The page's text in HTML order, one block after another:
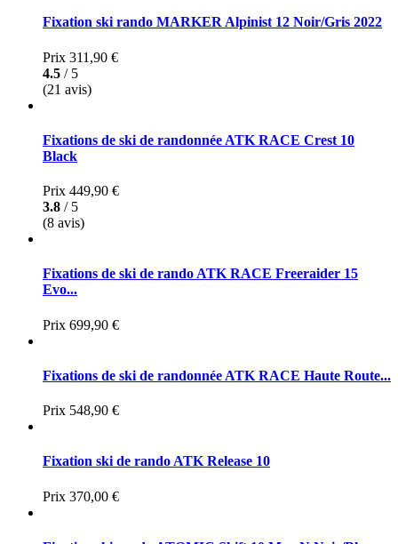
Fixation ski rando MARKER Alpinist 12 Noir/Gris 2022
Prix 311,90 €
4.5 / 5
(21 avis)
Fixations de ski de randonnée ATK RACE Crest 10
Black
Prix 449,90 €
3.8 / 5
(8 avis)
Fixations de ski de rando ATK RACE Freeraider 15
Evo...
Prix 699,90 €
Fixations de ski de randonnée ATK RACE Haute Route...
Prix 548,90 €
Fixation ski de rando ATK Release 10
Prix 370,00 €